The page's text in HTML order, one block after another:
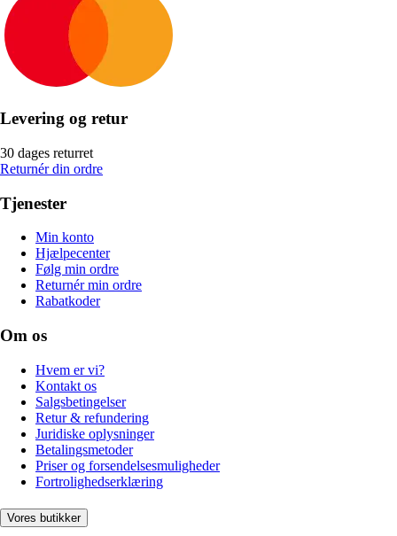
Levering og retur
30 dages returret
Returnér din ordre
Tjenester
Min konto
Hjælpecenter
Følg min ordre
Returnér min ordre
Rabatkoder
Om os
Hvem er vi?
Kontakt os
Salgsbetingelser
Retur & refundering
Juridiske oplysninger
Betalingsmetoder
Priser og forsendelsesmuligheder
Fortrolighedserklæring
Vores butikker